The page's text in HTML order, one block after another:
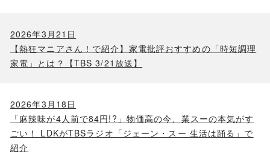
2026年3月21日
【熱狂マニアさん！で紹介】家電批評おすすめの「時短調理
家電」とは？【TBS 3/21放送】
2026年3月18日
「麻辣味が4人前で84円!?」物価高の今、業スーの本気がす
ごい！ LDKがTBSラジオ「ジェーン・スー 生活は踊る」で
紹介